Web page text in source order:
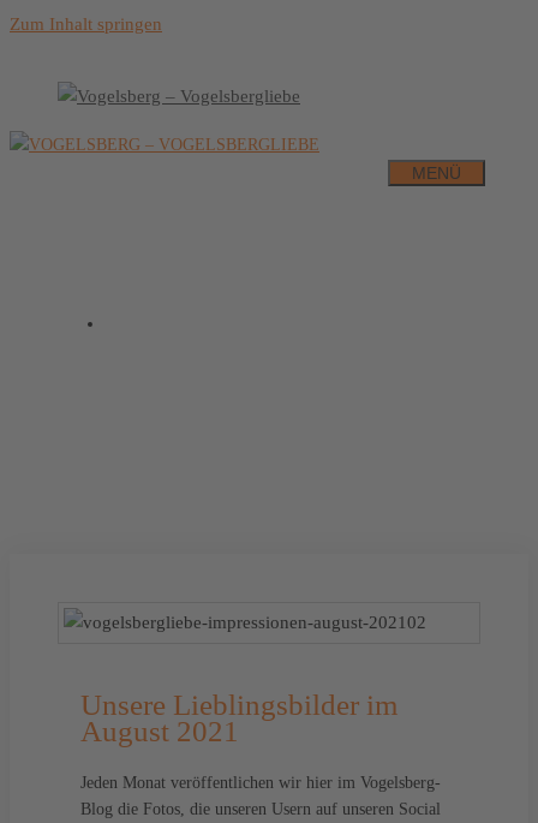
Zum Inhalt springen
MENÜ
Unsere Lieblingsbilder im
August 2021
Jeden Monat veröffentlichen wir hier im Vogelsberg-
Blog die Fotos, die unseren Usern auf unseren Social